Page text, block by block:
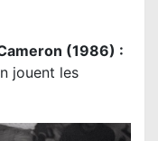
(1986) :
jouent les